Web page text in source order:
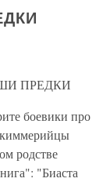
ПРЕДКИ
боевики про
родстве
"Биаста